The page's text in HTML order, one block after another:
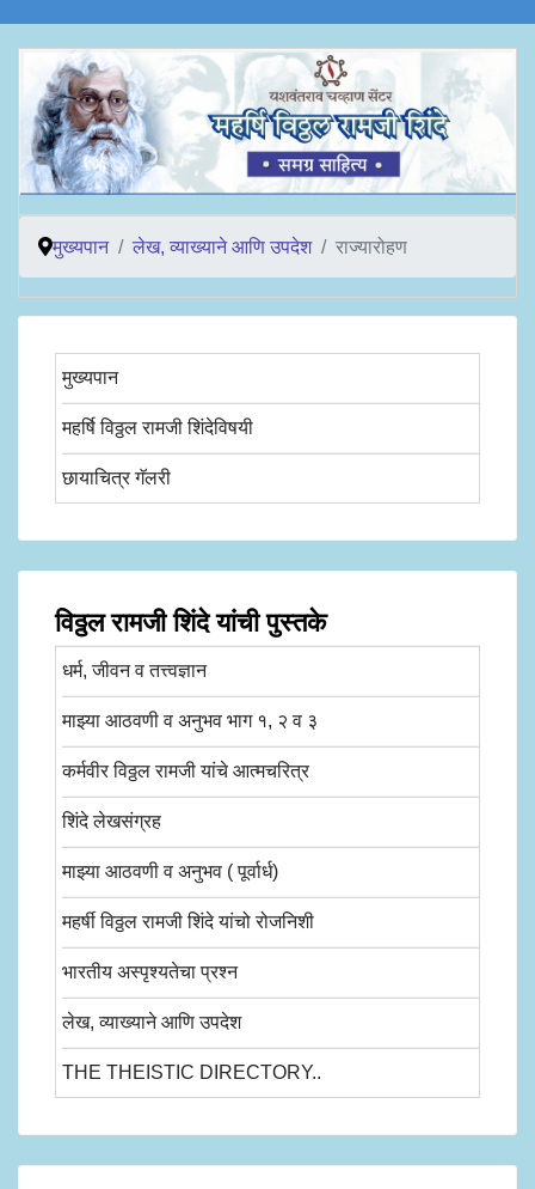
मुख्यपान लेख, व्याख्याने आणि उपदेश राज्यारोहण
मुख्यपान
महर्षि विठ्ठल रामजी शिंदेविषयी
छायाचित्र गॅलरी
विठ्ठल रामजी शिंदे यांची पुस्तके
धर्म, जीवन व तत्त्वज्ञान
माझ्या आठवणी व अनुभव भाग १, २ व ३
कर्मवीर विठ्ठल रामजी यांचे आत्मचरित्र
शिंदे लेखसंग्रह
माझ्या आठवणी व अनुभव ( पूर्वार्ध)
महर्षी विठ्ठल रामजी शिंदे यांचो रोजनिशी
भारतीय अस्पृश्यतेचा प्रश्न
लेख, व्याख्याने आणि उपदेश
THE THEISTIC DIRECTORY..